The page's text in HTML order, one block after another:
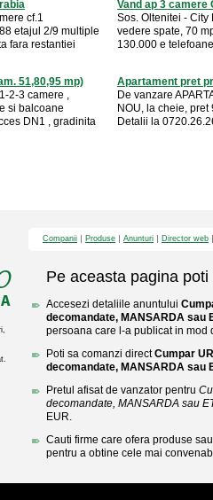
cf.1
etajul 2/9 multiple
fara restantiei
Vand ap 3 camere
Sos. Oltenitei - City
vedere spate, 70
130.000 e
51,80,95 mp)
2-3 camere ,
si balcoane
DN1 , gradinita
Apartament pret
De vanzare
NOU, la cheie,
Detalii la
Companii Produse Anunturi Director web
Pe aceasta pagina poti
Accesezi detaliile anuntului
decomandate, MANSARDA sau
persoana care l-a publicat in mod
Poti sa comanzi directCumpar
decomandate, MANSARDA sau
Pretul afisat de vanzator pentru
decomandate, MANSARDA sau
EUR.
Cauti firme care ofera produse
pentru a obtine cele mai